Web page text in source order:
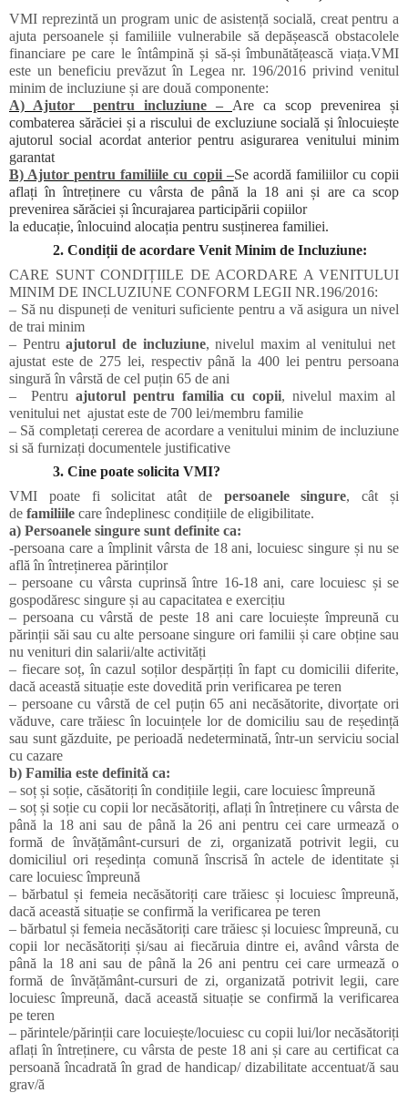
VMI reprezintă un program unic de asistență socială, creat pentru a
ajuta persoanele și familiile vulnerabile să depășească obstacolele
financiare pe care le întâmpină și să-și îmbunătățească viața.VMI
este un beneficiu prevăzut în Legea nr. 196/2016 privind venitul
minim de incluziune și are două componente:
A) Ajutor pentru incluziune – Are ca scop prevenirea și
combaterea sărăciei și a riscului de excluziune socială și înlocuiește
ajutorul social acordat anterior pentru asigurarea venitului minim
garantat
B) Ajutor pentru familiile cu copii –Se acordă familiilor cu copii
aflați în întreținere cu vârsta de până la 18 ani și are ca scop
prevenirea sărăciei și încurajarea participării copiilor
la educație, înlocuind alocația pentru susținerea familiei.
2. Condiții de acordare Venit Minim de Incluziune:
CARE SUNT CONDIȚIILE DE ACORDARE A VENITULUI
MINIM DE INCLUZIUNE CONFORM LEGII NR.196/2016:
– Să nu dispuneți de venituri suficiente pentru a vă asigura un nivel
de trai minim
– Pentruajutorul de incluziune, nivelul maxim al venitului net
ajustat este de 275 lei, respectiv până la 400 lei pentru persoana
singură în vârstă de cel puțin 65 de ani
– Pentru ajutorul pentru familia cu copii, nivelul maxim al
venitului net ajustat este de 700 lei/membru familie
– Să completați cererea de acordare a venitului minim de incluziune
si să furnizați documentele justificative
3. Cine poate solicita VMI?
VMI
poate fi solicitat atât de persoanele singure, cât și
de familiile care îndeplinesc condițiile de eligibilitate.
a) Persoanele singure sunt definite ca:
-persoana care a împlinit vârsta de 18 ani, locuiesc singure și nu se
află în întreținerea părinților
– persoane cu vârsta cuprinsă între 16-18 ani, care locuiesc și se
gospodăresc singure și au capacitatea e exercițiu
– persoana cu vârstă de peste 18 ani care locuiește împreună cu
părinții săi sau cu alte persoane singure ori familii și care obține sau
nu venituri din salarii/alte activități
– fiecare soț, în cazul soților despărțiți în fapt cu domicilii diferite,
dacă această situație este dovedită prin verificarea pe teren
– persoane cu vârstă de cel puțin 65 ani necăsătorite, divorțate ori
văduve, care trăiesc în locuințele lor de domiciliu sau de reședință
sau sunt găzduite, pe perioadă nedeterminată, într-un serviciu social
cu cazare
b) Familia este definită ca:
– soț și soție, căsătoriți în condițiile legii, care locuiesc împreună
– soț și soție cu copii lor necăsătoriți, aflați în întreținere cu vârsta de
până la 18 ani sau de până la 26 ani pentru cei care urmează o
formă de învățământ-cursuri de zi, organizată potrivit legii, cu
domiciliul ori reședința comună înscrisă în actele de identitate și
care locuiesc împreună
– bărbatul și femeia necăsătoriți care trăiesc și locuiesc împreună,
dacă această situație se confirmă la verificarea pe teren
– bărbatul și femeia necăsătoriți care trăiesc și locuiesc împreună, cu
copii lor necăsătoriți și/sau ai fiecăruia dintre ei, având vârsta de
până la 18 ani sau de până la 26 ani pentru cei care urmează o
formă de învățământ-cursuri de zi, organizată potrivit legii, care
locuiesc împreună, dacă această situație se confirmă la verificarea
pe teren
– părintele/părinții care locuiește/locuiesc cu copii lui/lor necăsătoriți
aflați în întreținere, cu vârsta de peste 18 ani și care au certificat ca
persoană încadrată în grad de handicap/ dizabilitate accentuat/ă sau
grav/ă